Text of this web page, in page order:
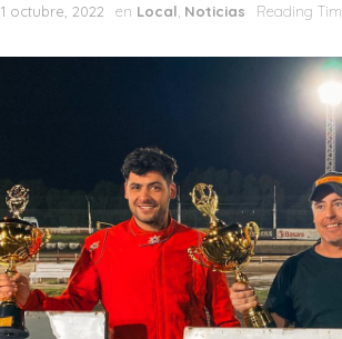
1 octubre, 2022 en Local Noticias Reading